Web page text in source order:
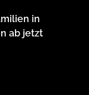
in
ab jetzt